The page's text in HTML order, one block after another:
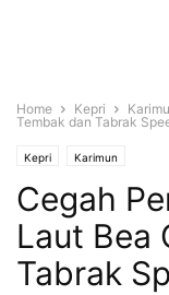
Home Kepri
Tembak dan Tabrak
Kepri Karimun
Cegah
Laut Bea
Tabrak